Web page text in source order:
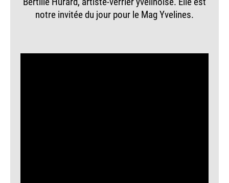
notre invitée du jour pour le Mag Yvelines.